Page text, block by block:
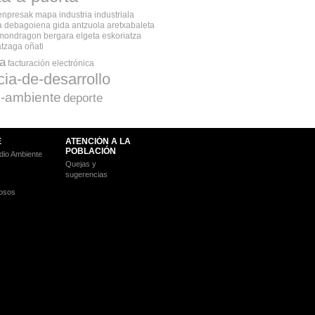
mapa industria industriala
debagoiena gida antzuola aretxabaleta
bergara elgeta eskoriatza
oñati
facturación electrónica
de-desarrollo
ambiente deporte
Ambiente
ATENCIÓN A LA
POBLACIÓN
Quejas y
sugerencias